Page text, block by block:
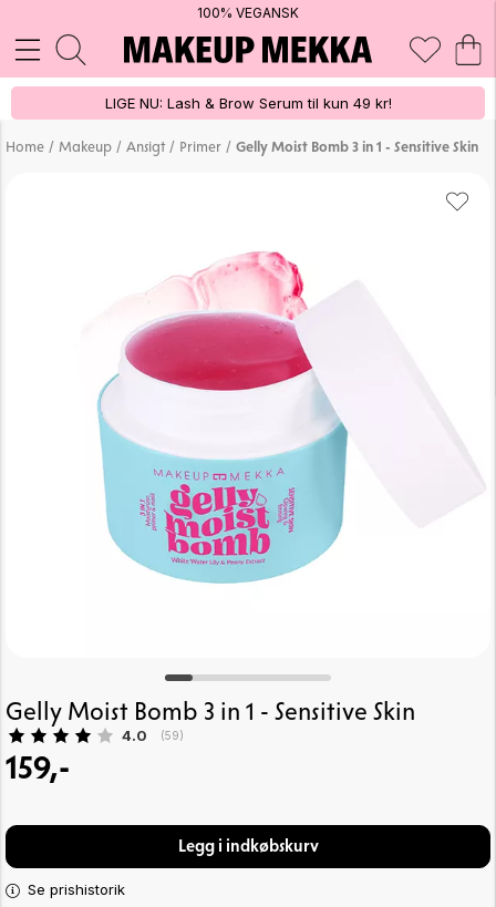
100% VEGANSK
LIGE NU: Lash & Brow Serum til kun 49 kr!
Home / Makeup / Ansigt / Primer / Gelly Moist Bomb 3 in 1 - Sensitive Skin
Gelly Moist Bomb 3 in 1 - Sensitive Skin
Gennemsnitlig vurdering:
4.0 (stemmer:
59)
159,-
Legg i indkøbskurv
Se prishistorik